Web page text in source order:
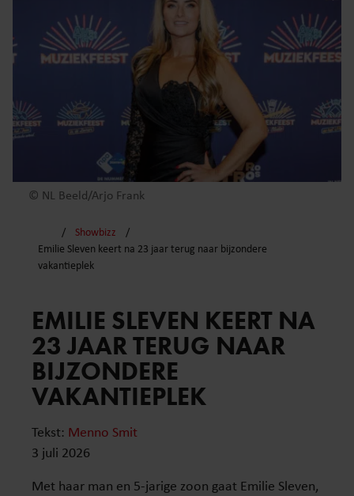
© NL Beeld/Arjo Frank
Showbizz
Emilie Sleven keert na 23 jaar terug naar bijzondere
vakantieplek
EMILIE SLEVEN KEERT NA
23 JAAR TERUG NAAR
BIJZONDERE
VAKANTIEPLEK
Tekst: Menno Smit
3 juli 2026
Met haar man en 5-jarige zoon gaat Emilie Sleven,